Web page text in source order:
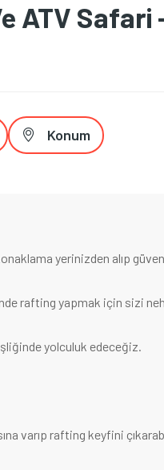
ATV Safari
Konum
yerinizden alıp
rafting yapmak için sizi
yolculuk edeceğiz.
varıp rafting keyfini